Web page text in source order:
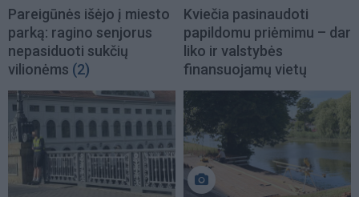
Pareigūnės išėjo į miesto
parką: ragino senjorus
nepasiduoti sukčių
vilionėms (2)
Kviečia pasinaudoti
papildomu priėmimu – dar
liko ir valstybės
finansuojamų vietų